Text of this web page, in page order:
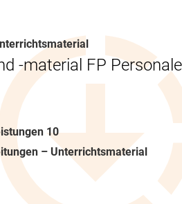
-material FP Personale
10
– Unterrichtsmaterial